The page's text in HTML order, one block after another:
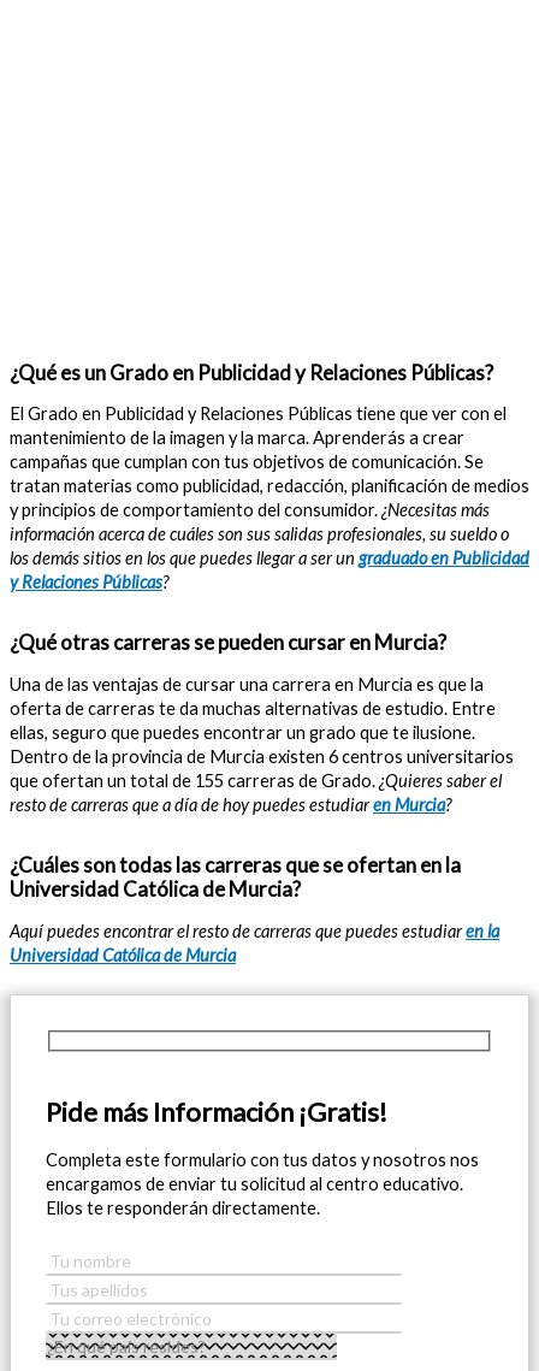
¿Qué es un Grado en Publicidad y Relaciones Públicas?
El Grado en Publicidad y Relaciones Públicas tiene que ver con el
mantenimiento de la imagen y la marca. Aprenderás a crear
campañas que cumplan con tus objetivos de comunicación. Se
tratan materias como publicidad, redacción, planificación de medios
y principios de comportamiento del consumidor.¿Necesitas más
información acerca de cuáles son sus salidas profesionales, su sueldo o
los demás sitios en los que puedes llegar a ser un graduado en Publicidad
y Relaciones Públicas?
¿Qué otras carreras se pueden cursar en Murcia?
Una de las ventajas de cursar una carrera en Murcia es que la
oferta de carreras te da muchas alternativas de estudio. Entre
ellas, seguro que puedes encontrar un grado que te ilusione.
Dentro de la provincia de Murcia existen 6 centros universitarios
que ofertan un total de 155 carreras de Grado.¿Quieres saber el
resto de carreras que a día de hoy puedes estudiaren Murcia?
¿Cuáles son todas las carreras que se ofertan en la
Universidad Católica de Murcia?
Aquí puedes encontrar el resto de carreras que puedes estudiaren la
Universidad Católica de Murcia
Pide más Información ¡Gratis!
Completa este formulario con tus datos y nosotros nos
encargamos de enviar tu solicitud al centro educativo.
Ellos te responderán directamente.